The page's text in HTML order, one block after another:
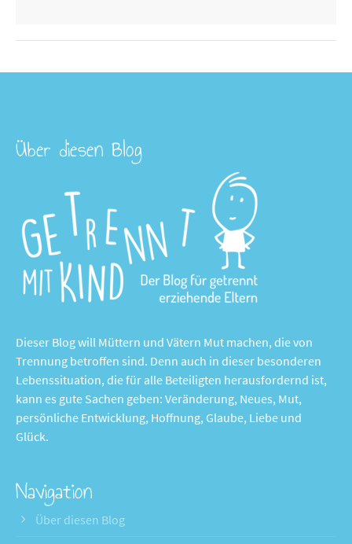
Über diesen Blog
Dieser Blog will Müttern und Vätern Mut machen, die von
Trennung betroffen sind. Denn auch in dieser besonderen
Lebenssituation, die für alle Beteiligten herausfordernd ist,
kann es gute Sachen geben: Veränderung, Neues, Mut,
persönliche Entwicklung, Hoffnung, Glaube, Liebe und
Glück.
Navigation
Über diesen Blog